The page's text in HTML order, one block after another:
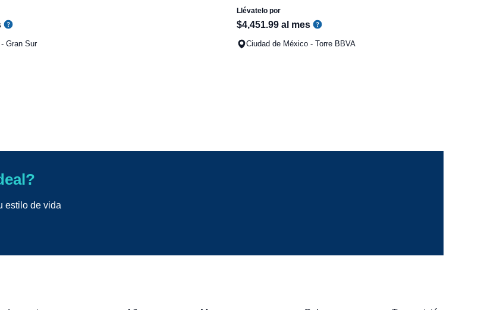
Gran Sur
Llévatelo por
$4,451.99 al mes
Ciudad de México - Torre BBVA
estilo de vida